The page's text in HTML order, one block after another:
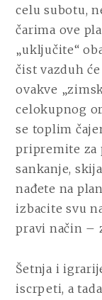
celu subotu,
čarima ove
„uključite“
čist vazduh
ovakve
celokupnog
se toplim
pripremite za
sankanje,
nađete na
izbacite svu
pravi način –
Šetnja i
iscrpeti, a